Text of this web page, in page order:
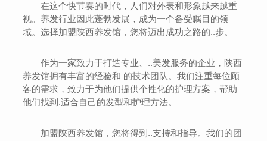
在这个快节奏的时代，人们对外表和形象越来越重
视。养发行业因此蓬勃发展，成为一个备受瞩目的领
域。选择加盟陕西养发馆，您将迈出成功之路的..步。
作为一家致力于打造专业、..美发服务的企业，陕西
养发馆拥有丰富的经验和 的技术团队。我们注重每位顾
客的需求，致力于为他们提供个性化的护理方案，帮助
他们找到.适合自己的发型和护理方法。
加盟陕西养发馆，您将得到..支持和指导。我们的团